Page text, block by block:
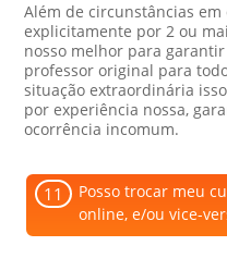
Além de circunstâncias
explicitamente por 2 ou
nosso melhor para
professor original para
situação extraordinária
por experiência nossa,
ocorrência incomum.
11
Posso trocar meu
online, e/ou vice-